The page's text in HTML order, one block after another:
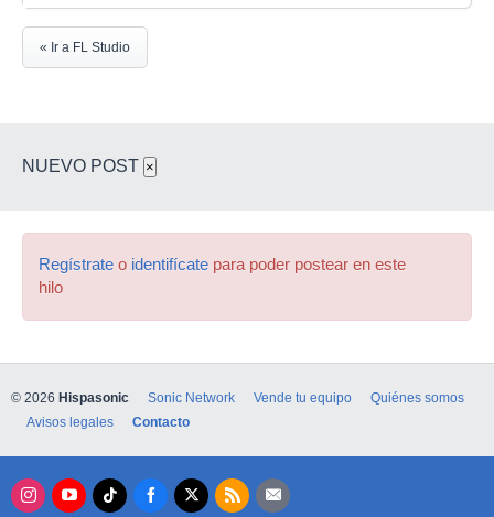
« Ir a FL Studio
NUEVO POST ×
Regístrate o identifícate para poder postear en este
hilo
© 2026 Hispasonic Sonic Network Vende tu equipo
Quiénes somos
Avisos legales
Contacto